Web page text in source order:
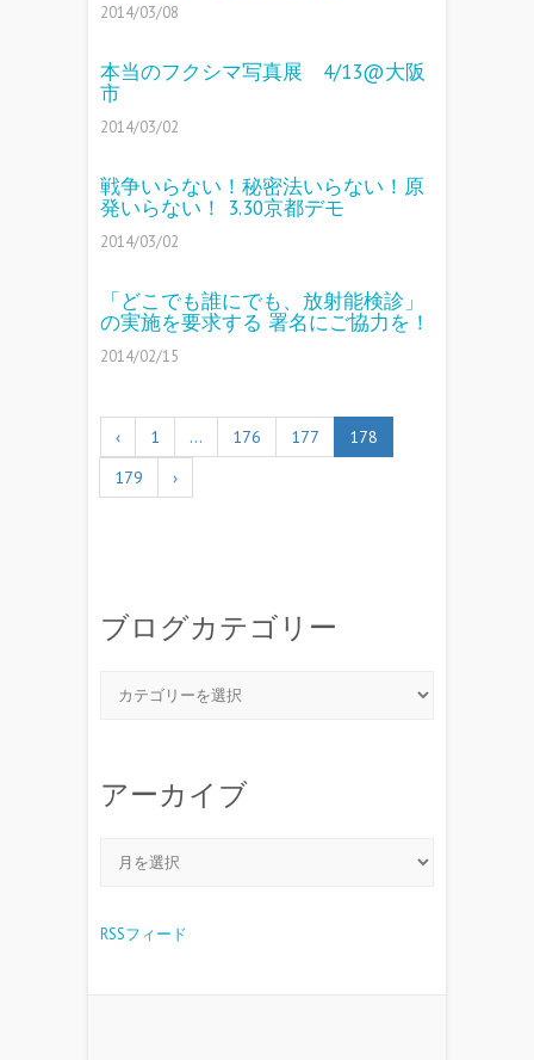
2014/03/08
本当のフクシマ写真展 4/13@大阪
市
2014/03/02
戦争いらない！秘密法いらない！原
発いらない！ 3.30京都デモ
2014/03/02
「どこでも誰にでも、放射能検診」
の実施を要求する 署名にご協力を！
2014/02/15
‹ 1 … 176 177
178
179
›
ブログカテゴリー
アーカイブ
RSSフィード